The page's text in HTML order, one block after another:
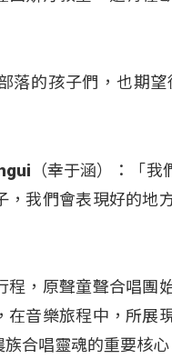
落的孩子們，也期
（幸于涵）：「
，我們會表現好的地
，原聲童聲合唱團
在音樂旅程中，所展
合唱靈魂的重要核心